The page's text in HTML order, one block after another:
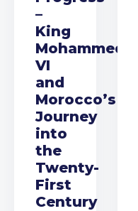
–
King
Mohammed
VI
and
Morocco’s
Journey
into
the
Twenty-
First
Century